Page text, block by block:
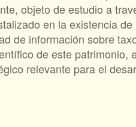
objeto de estudio a
en la existencia
de información sobre
de este patrimonio,
relevante para el